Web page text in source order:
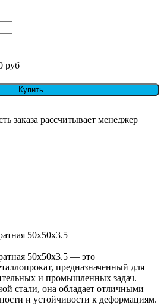
руб
Купить
заказа рассчитывает менеджер
50х50x3.5
50х50x3.5 — это
предназначенный для
и промышленных задач.
стали, она обладает отличными
и устойчивости к деформациям.